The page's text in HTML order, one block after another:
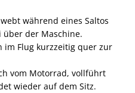
während eines Saltos
der Maschine.
im Flug kurzzeitig quer zur
vom Motorrad, vollführt
wieder auf dem Sitz.